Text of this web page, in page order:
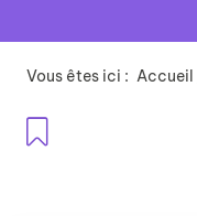
Vous êtes ici : Accueil